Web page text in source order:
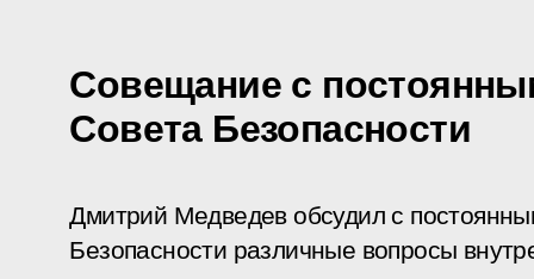
Совещание с
Совета Безопасности
Дмитрий Медведев обсудил с
Безопасности различные вопросы